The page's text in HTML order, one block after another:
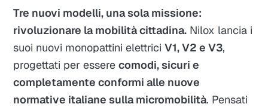
Tre nuovi modelli, una sola missione:
rivoluzionare la mobilità cittadina. Nilox lancia i
suoi nuovi monopattini elettriciV1, V2 e V3,
progettati per esserecomodi, sicuri e
completamente conformi alle nuove
normative italiane sulla micromobilità. Pensati